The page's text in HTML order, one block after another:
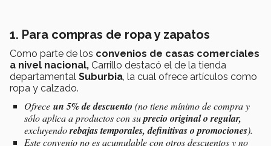
1. Para compras de ropa y zapatos
Como parte de los convenios de casas comerciales
a nivel nacional, Carrillo destacó el de la tienda
departamental Suburbia, la cual ofrece artículos como
ropa y calzado.
Ofrece un 5% de descuento (no tiene mínimo de compra y
sólo aplica a productos con suprecio original o regular,
excluyendorebajas temporales, definitivas o promociones).
Este convenio no es acumulable con otros descuentosy no